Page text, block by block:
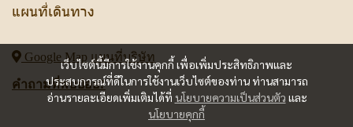
เว็บไซต์นี้มีการใช้งานคุกกี้ เพื่อเพิ่มประสิทธิภาพและ
ประสบการณ์ที่ดีในการใช้งานเว็บไซต์ของท่าน ท่านสามารถ
อ่านรายละเอียดเพิ่มเติมได้ที่ นโยบายความเป็นส่วนตัว และ
นโยบายคุกกี้
แผนที่เดินทาง
Google Map แผนที่บริษัท
คำถามที่พบบ่อย?